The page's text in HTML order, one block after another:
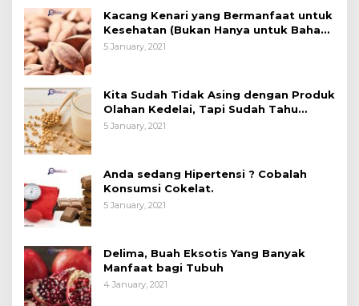
Kacang Kenari yang Bermanfaat untuk
Kesehatan (Bukan Hanya untuk Bahan
Kue)
5 January, 2021
Kita Sudah Tidak Asing dengan Produk
Olahan Kedelai, Tapi Sudah Tahu
Manfaatnya untuk Kesehatan?
5 January, 2021
Anda sedang Hipertensi ? Cobalah
Konsumsi Cokelat.
5 January, 2021
Delima, Buah Eksotis Yang Banyak
Manfaat bagi Tubuh
4 January, 2021